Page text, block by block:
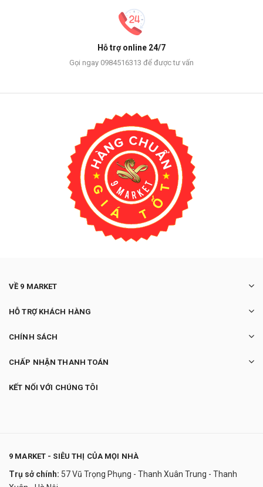
Hỗ trợ online 24/7
Gọi ngay 0984516313 để được tư vấn
VỀ 9 MARKET
HỖ TRỢ KHÁCH HÀNG
CHÍNH SÁCH
CHẤP NHẬN THANH TOÁN
KẾT NỐI VỚI CHÚNG TÔI
9 MARKET - SIÊU THỊ CỦA MỌI NHÀ
Trụ sở chính: 57 Vũ Trọng Phụng - Thanh Xuân Trung - Thanh